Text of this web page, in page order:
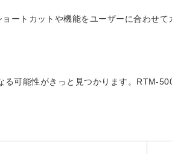
ートカットや機能をユーザーに合わせて
可能性がきっと見つかります。RTM-